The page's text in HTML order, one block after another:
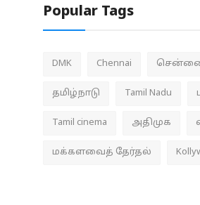
Popular Tags
DMK Chennai
தமிழ்நாடு Tamil Nadu
Tamil cinema அதிமுக
மக்களவைத் தேர்தல்